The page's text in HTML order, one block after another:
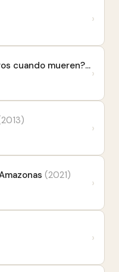
›
¿A dónde van los pájaros cuando mueren?(2025)
›
›
(2021)
›
›